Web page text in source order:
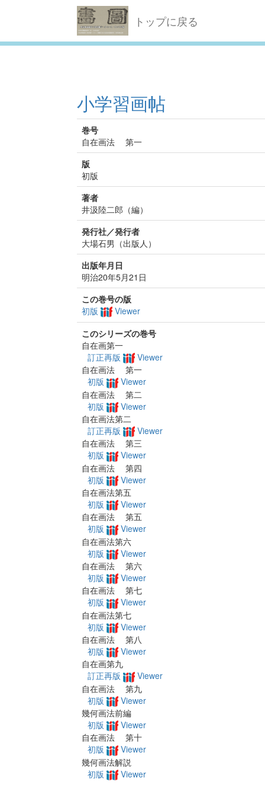
トップに戻る
小学習画帖
巻号
自在画法 第一
版
初版
著者
井汲陸二郎（編）
発行社／発行者
大場石男（出版人）
出版年月日
明治20年5月21日
この巻号の版
初版
Viewer
このシリーズの巻号
自在画第一
訂正再版
Viewer
自在画法 第一
初版
Viewer
自在画法 第二
初版
Viewer
自在画法第二
訂正再版
Viewer
自在画法 第三
初版
Viewer
自在画法 第四
初版
Viewer
自在画法第五
初版
Viewer
自在画法 第五
初版
Viewer
自在画法第六
初版
Viewer
自在画法 第六
初版
Viewer
自在画法 第七
初版
Viewer
自在画法第七
初版
Viewer
自在画法 第八
初版
Viewer
自在画第九
訂正再版
Viewer
自在画法 第九
初版
Viewer
幾何画法前編
初版
Viewer
自在画法 第十
初版
Viewer
幾何画法解説
初版
Viewer